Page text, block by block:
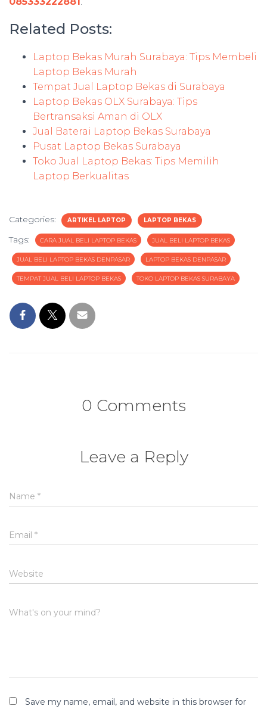
Related Posts:
Laptop Bekas Murah Surabaya: Tips Membeli
Laptop Bekas Murah
Tempat Jual Laptop Bekas di Surabaya
Laptop Bekas OLX Surabaya: Tips
Bertransaksi Aman di OLX
Jual Baterai Laptop Bekas Surabaya
Pusat Laptop Bekas Surabaya
Toko Jual Laptop Bekas: Tips Memilih
Laptop Berkualitas
Categories: ARTIKEL LAPTOP LAPTOP BEKAS
Tags: CARA JUAL BELI LAPTOP BEKAS JUAL BELI LAPTOP BEKAS
JUAL BELI LAPTOP BEKAS DENPASAR LAPTOP BEKAS DENPASAR
TEMPAT JUAL BELI LAPTOP BEKAS TOKO LAPTOP BEKAS SURABAYA
0 Comments
Leave a Reply
Name *
Email *
Website
What's on your mind?
Save my name, email, and website in this browser for